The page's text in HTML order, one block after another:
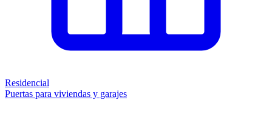
Residencial
Puertas para viviendas y garajes